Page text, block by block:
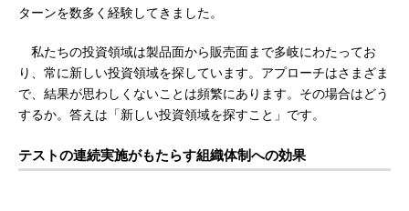
ターンを数多く経験してきました。
私たちの投資領域は製品面から販売面まで多岐にわたってお
り、常に新しい投資領域を探しています。アプローチはさまざま
で、結果が思わしくないことは頻繁にあります。その場合はどう
するか。答えは「新しい投資領域を探すこと」です。
テストの連続実施がもたらす組織体制への効果